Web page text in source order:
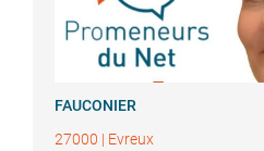
FAUCONIER
27000 | Evreux